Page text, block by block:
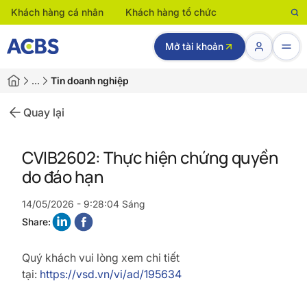
Khách hàng cá nhân Khách hàng tổ chức
Mở tài khoản
… Tin doanh nghiệp
Quay lại
CVIB2602: Thực hiện chứng quyền
do đáo hạn
14/05/2026 - 9:28:04 Sáng
Share:
Quý khách vui lòng xem chi tiết
tại: https://vsd.vn/vi/ad/195634